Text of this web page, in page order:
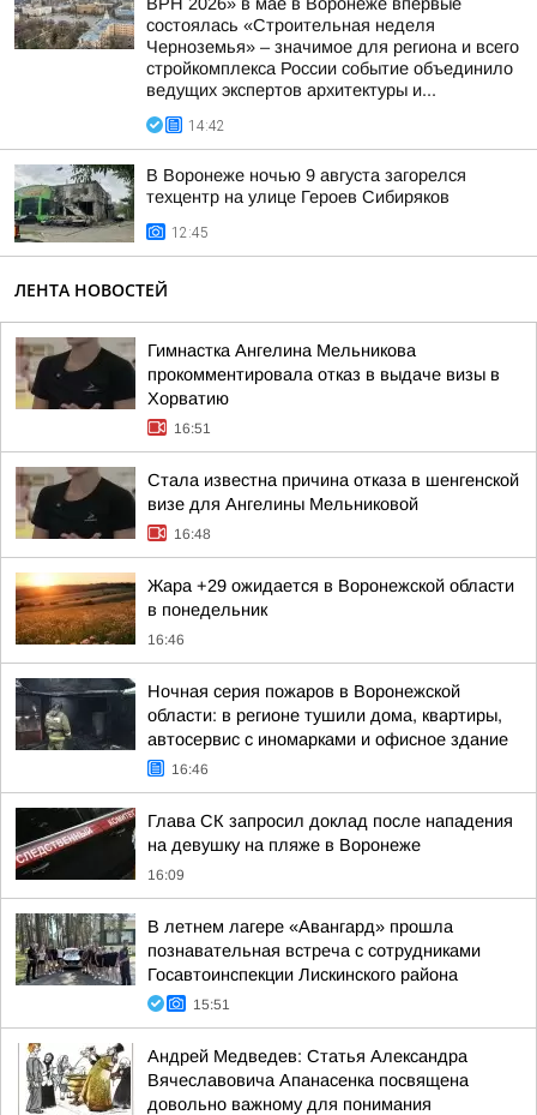
состоялась «Строительная неделя
Черноземья» – значимое для региона и всего
стройкомплекса России событие объединило
ведущих экспертов архитектуры и...
14:42
В Воронеже ночью 9 августа загорелся
техцентр на улице Героев Сибиряков
12:45
ЛЕНТА НОВОСТЕЙ
Гимнастка Ангелина Мельникова
прокомментировала отказ в выдаче визы в
Хорватию
16:51
Стала известна причина отказа в шенгенской
визе для Ангелины Мельниковой
16:48
Жара +29 ожидается в Воронежской области
в понедельник
16:46
Ночная серия пожаров в Воронежской
области: в регионе тушили дома, квартиры,
автосервис с иномарками и офисное здание
16:46
Глава СК запросил доклад после нападения
на девушку на пляже в Воронеже
16:09
В летнем лагере «Авангард» прошла
познавательная встреча с сотрудниками
Госавтоинспекции Лискинского района
15:51
Андрей Медведев: Статья Александра
Вячеславовича Апанасенка посвящена
довольно важному для понимания